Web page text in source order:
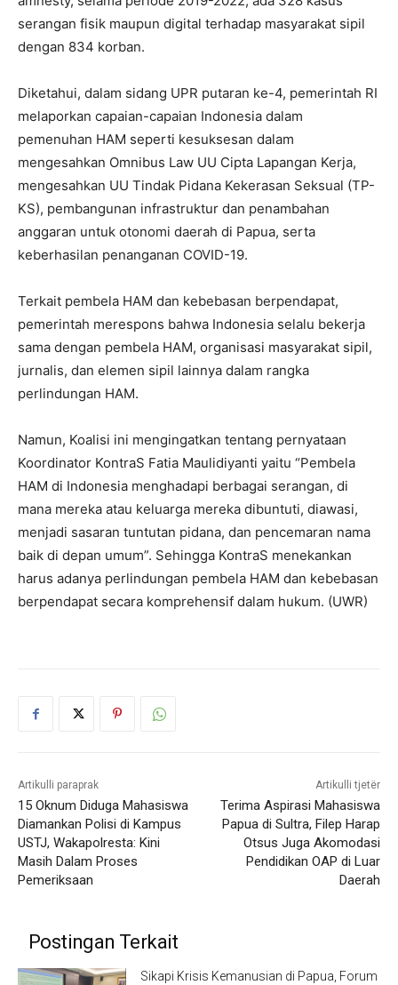
serangan fisik maupun digital terhadap masyarakat sipil
dengan 834 korban.
Diketahui, dalam sidang UPR putaran ke-4, pemerintah RI
melaporkan capaian-capaian Indonesia dalam
pemenuhan HAM seperti kesuksesan dalam
mengesahkan Omnibus Law UU Cipta Lapangan Kerja,
mengesahkan UU Tindak Pidana Kekerasan Seksual (TP-
KS), pembangunan infrastruktur dan penambahan
anggaran untuk otonomi daerah di Papua, serta
keberhasilan penanganan COVID-19.
Terkait pembela HAM dan kebebasan berpendapat,
pemerintah merespons bahwa Indonesia selalu bekerja
sama dengan pembela HAM, organisasi masyarakat sipil,
jurnalis, dan elemen sipil lainnya dalam rangka
perlindungan HAM.
Namun, Koalisi ini mengingatkan tentang pernyataan
Koordinator KontraS Fatia Maulidiyanti yaitu “Pembela
HAM di Indonesia menghadapi berbagai serangan, di
mana mereka atau keluarga mereka dibuntuti, diawasi,
menjadi sasaran tuntutan pidana, dan pencemaran nama
baik di depan umum”. Sehingga KontraS menekankan
harus adanya perlindungan pembela HAM dan kebebasan
berpendapat secara komprehensif dalam hukum. (UWR)
Artikulli paraprak
15 Oknum Diduga Mahasiswa
Diamankan Polisi di Kampus
USTJ, Wakapolresta: Kini
Masih Dalam Proses
Pemeriksaan
Artikulli tjetër
Terima Aspirasi Mahasiswa
Papua di Sultra, Filep Harap
Otsus Juga Akomodasi
Pendidikan OAP di Luar
Daerah
Postingan Terkait
Sikapi Krisis Kemanusian di Papua, Forum